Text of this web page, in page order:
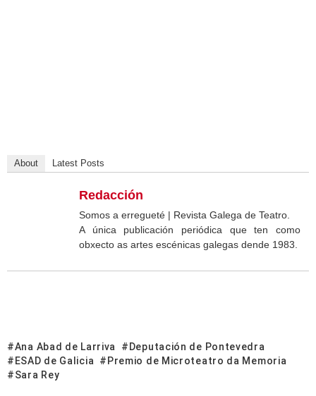
About Latest Posts
Redacción
Somos a erregueté | Revista Galega de Teatro.
A única publicación periódica que ten como
obxecto as artes escénicas galegas dende 1983.
Ana Abad de Larriva
Deputación de Pontevedra
ESAD de Galicia
Premio de Microteatro da Memoria
Sara Rey